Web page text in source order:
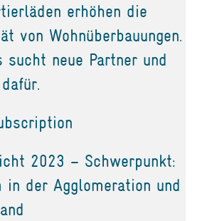
erhöhen die
von Wohnüberbauungen.
sucht neue Partner und
2023 – Schwerpunkt:
in der Agglomeration und